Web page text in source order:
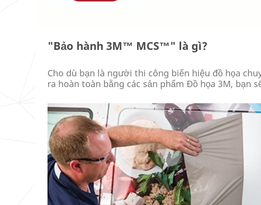
"Bảo hành 3M™ MCS™" là gì?
Cho dù bạn là người thi công biển hiệu đồ họa
ra hoàn toàn bằng các sản phẩm Đồ họa 3M, bạn